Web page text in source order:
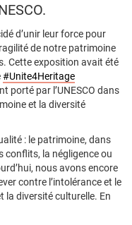
d’unir leur force pour
de notre patrimoine
Cette exposition avait été
#Unite4Heritage
porté par l’UNESCO dans
et la diversité
: le patrimoine, dans
conflits, la négligence ou
nous avons encore
contre l’intolérance et le
la diversité culturelle. En